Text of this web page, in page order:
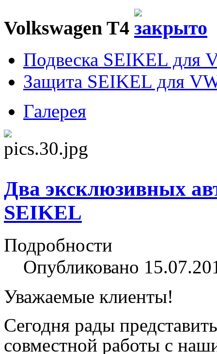
Volkswagen T4
Подвеска SEIKEL для
Защита SEIKEL для
Галерея
Два эксклюзивных
SEIKEL
Подробности
Опубликовано
Уважаемые клиенты!
Сегодня рады
совместной работы с